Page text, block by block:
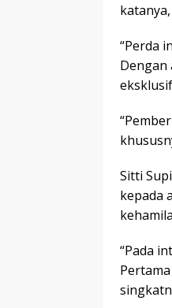
“Perda
Dengan
Sitti
kepada
“Pada